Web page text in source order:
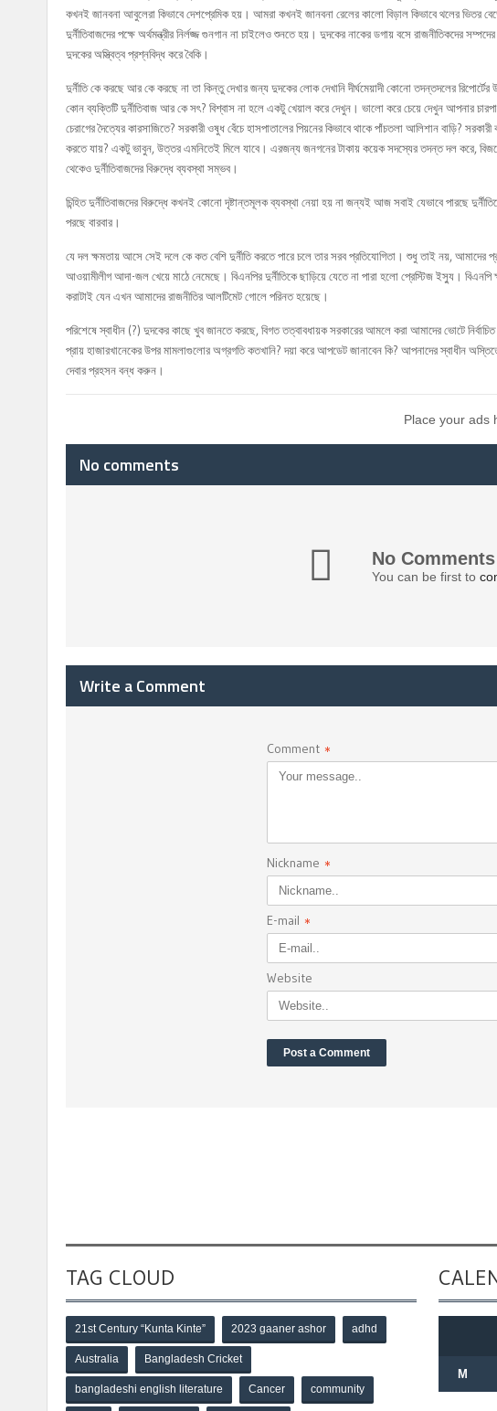
কখনই জানবনা আবুলেরা কিভাবে দেশপ্রেমিক হয়। আমরা কখনই জানবনা রেলের কালো বিড়াল কিভাবে থলের ভিতর
দুর্নীতিবাজদের পক্ষে অর্থমন্ত্রীর নির্লজ্জ গুনগান না চাইলেও শুনতে হয়। দুদকের নাকের ডগায় বসে রাজনীতিকদের
দুদকের অস্ত্বিত্ব প্রশ্নবিদ্ধ করে বৈকি।
দুর্নীতি কে করছে আর কে করছে না তা কিন্তু দেখার জন্য দুদকের লোক দেখানি দীর্ঘমেয়াদী কোনো তদন্তদলের
কোন ব্যক্তিটি দুর্নীতিবাজ আর কে সৎ? বিশ্বাস না হলে একটু খেয়াল করে দেখুন। ভালো করে চেয়ে দেখুন আপনার
চেরাগের দৈত্যের কারসাজিতে? সরকারী ওষুধ বেঁচে হাসপাতালের পিয়নের কিভাবে থাকে পাঁচতলা আলিশান বাড়ি?
করতে যায়? একটু ভাবুন, উত্তর এমনিতেই মিলে যাবে। এরজন্য জনগনের টাকায় কয়েক সদস্যের তদন্ত দল করে,
থেকেও দুর্নীতিবাজদের বিরুদ্ধে ব্যবস্থা সম্ভব।
চিন্হিত দুর্নীতিবাজদের বিরুদ্ধে কখনই কোনো দৃষ্টান্তমূলক ব্যবস্থা নেয়া হয় না জন্যই আজ সবাই যেভাবে পারছে
পরছে বারবার।
যে দল ক্ষমতায় আসে সেই দলে কে কত বেশি দুর্নীতি করতে পারে চলে তার সরব প্রতিযোগিতা। শুধু তাই নয়, আমাদের
আওয়ামীলীগ আদা-জল খেয়ে মাঠে নেমেছে। বিএনপির দুর্নীতিকে ছাড়িয়ে যেতে না পারা হলো প্রেস্টিজ ইস্যু। বিএনপি
করাটাই যেন এখন আমাদের রাজনীতির আলটিমেট গোলে পরিনত হয়েছে।
পরিশেষে স্বাধীন (?) দুদকের কাছে খুব জানতে করছে, বিগত তত্বাবধায়ক সরকারের আমলে করা আমাদের ভোটে নির্বাচিত
প্রায় হাজারখানেকের উপর মামলাগুলোর অগ্রগতি কতখানি? দয়া করে আপডেট জানাবেন কি? আপনাদের স্বাধীন
দেবার প্রহসন বন্ধ করুন।
Place your ads
No comments
No
You can be first to
Write a Comment
Comment *
Nickname *
E-mail *
Website
TAG CLOUD
21st Century “Kunta Kinte” 2023 gaaner ashor adhd
Australia Bangladesh Cricket
bangladeshi english literature Cancer community
M